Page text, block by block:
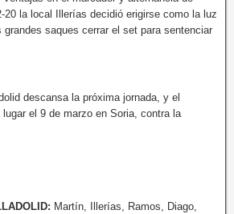
20 la local Illerías decidió erigirse como la luz
saques cerrar el set para sentenciar
descansa la próxima jornada, y el
el 9 de marzo en Soria, contra la
Martín, Illerías, Ramos, Diago,